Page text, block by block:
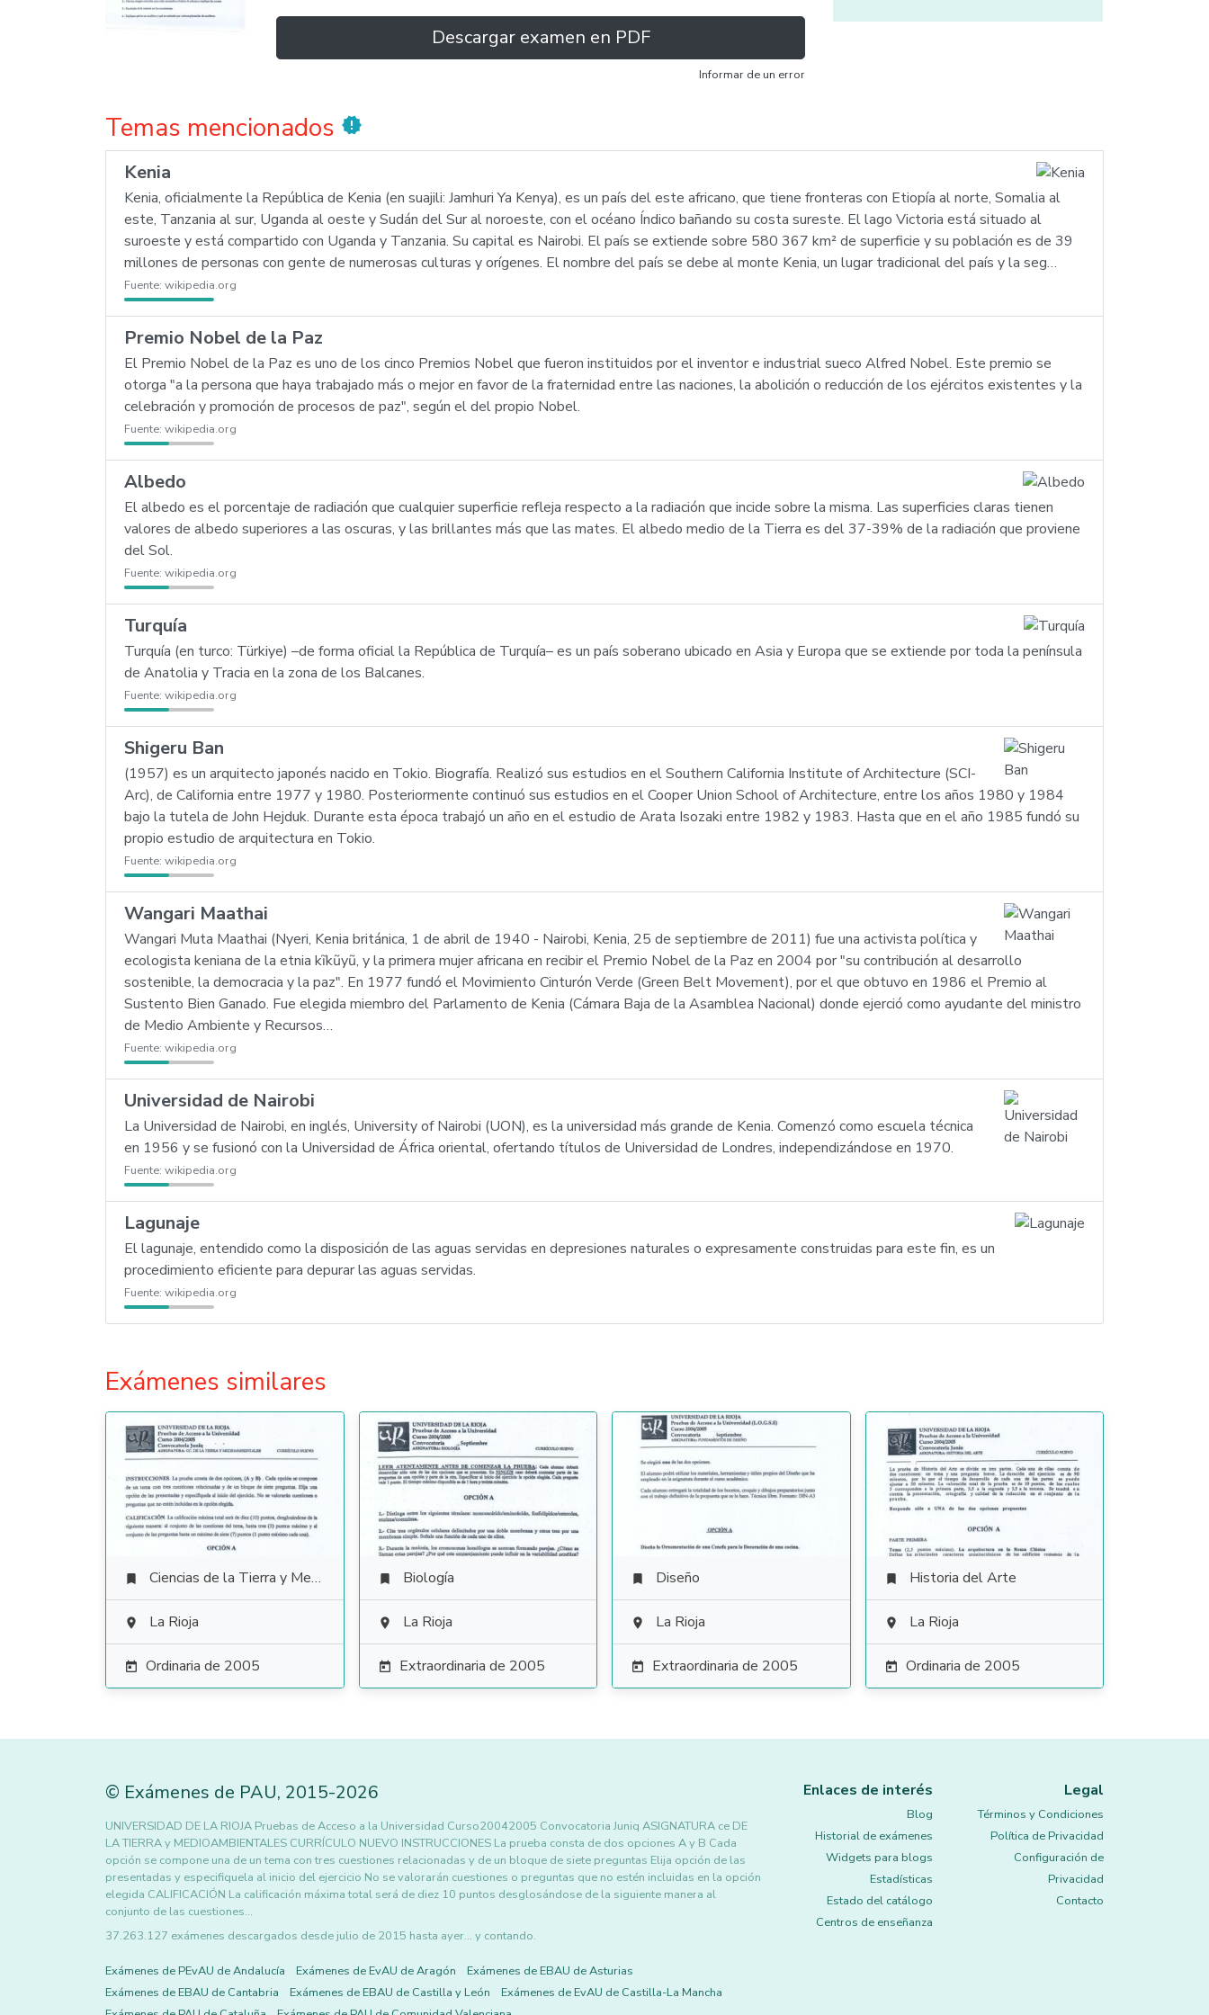
Descargar examen en PDF
Informar de un error
Temas mencionados new_releases
Kenia
Kenia, oficialmente la República de Kenia (en suajili: Jamhuri Ya Kenya), es un país del este africano, que tiene fronteras con Etiopía al norte, Somalia al
este, Tanzania al sur, Uganda al oeste y Sudán del Sur al noroeste, con el océano Índico bañando su costa sureste. El lago Victoria está situado al
suroeste y está compartido con Uganda y Tanzania. Su capital es Nairobi. El país se extiende sobre 580 367 km² de superficie y su población es de 39
millones de personas con gente de numerosas culturas y orígenes. El nombre del país se debe al monte Kenia, un lugar tradicional del país y la seg…
Fuente: wikipedia.org
Premio Nobel de la Paz
El Premio Nobel de la Paz es uno de los cinco Premios Nobel que fueron instituidos por el inventor e industrial sueco Alfred Nobel. Este premio se
otorga "a la persona que haya trabajado más o mejor en favor de la fraternidad entre las naciones, la abolición o reducción de los ejércitos existentes y la
celebración y promoción de procesos de paz", según el del propio Nobel.
Fuente: wikipedia.org
Albedo
El albedo es el porcentaje de radiación que cualquier superficie refleja respecto a la radiación que incide sobre la misma. Las superficies claras tienen
valores de albedo superiores a las oscuras, y las brillantes más que las mates. El albedo medio de la Tierra es del 37-39% de la radiación que proviene
del Sol.
Fuente: wikipedia.org
Turquía
Turquía (en turco: Türkiye) –de forma oficial la República de Turquía– es un país soberano ubicado en Asia y Europa que se extiende por toda la península
de Anatolia y Tracia en la zona de los Balcanes.
Fuente: wikipedia.org
Shigeru Ban
(1957) es un arquitecto japonés nacido en Tokio. Biografía. Realizó sus estudios en el Southern California Institute of Architecture (SCI-
Arc), de California entre 1977 y 1980. Posteriormente continuó sus estudios en el Cooper Union School of Architecture, entre los años 1980 y 1984
bajo la tutela de John Hejduk. Durante esta época trabajó un año en el estudio de Arata Isozaki entre 1982 y 1983. Hasta que en el año 1985 fundó su
propio estudio de arquitectura en Tokio.
Fuente: wikipedia.org
Wangari Maathai
Wangari Muta Maathai (Nyeri, Kenia británica, 1 de abril de 1940 - Nairobi, Kenia, 25 de septiembre de 2011) fue una activista política y
ecologista keniana de la etnia kĩkũyũ, y la primera mujer africana en recibir el Premio Nobel de la Paz en 2004 por "su contribución al desarrollo
sostenible, la democracia y la paz". En 1977 fundó el Movimiento Cinturón Verde (Green Belt Movement), por el que obtuvo en 1986 el Premio al
Sustento Bien Ganado. Fue elegida miembro del Parlamento de Kenia (Cámara Baja de la Asamblea Nacional) donde ejerció como ayudante del ministro
de Medio Ambiente y Recursos…
Fuente: wikipedia.org
Universidad de Nairobi
La Universidad de Nairobi, en inglés, University of Nairobi (UON), es la universidad más grande de Kenia. Comenzó como escuela técnica
en 1956 y se fusionó con la Universidad de África oriental, ofertando títulos de Universidad de Londres, independizándose en 1970.
Fuente: wikipedia.org
Lagunaje
El lagunaje, entendido como la disposición de las aguas servidas en depresiones naturales o expresamente construidas para este fin, es un
procedimiento eficiente para depurar las aguas servidas.
Fuente: wikipedia.org
Exámenes similares
 Ciencias de la Tierra y Medioambientales
 La Rioja
 Ordinaria de 2005
 Biología
 La Rioja
 Extraordinaria de 2005
 Diseño
 La Rioja
 Extraordinaria de 2005
 Historia del Arte
 La Rioja
 Ordinaria de 2005
© Exámenes de PAU, 2015-2026
UNIVERSIDAD DE LA RIOJA Pruebas de Acceso a la Universidad Curso20042005 Convocatoria Juniq ASIGNATURA ce DE
LA TIERRA y MEDIOAMBIENTALES CURRÍCULO NUEVO INSTRUCCIONES La prueba consta de dos opciones A y B Cada
opción se compone una de un tema con tres cuestiones relacionadas y de un bloque de siete preguntas Elija opción de las
presentadas y especifiquela al inicio del ejercicio No se valorarán cuestiones o preguntas que no estén incluidas en la opción
elegida CALIFICACIÓN La calificación máxima total será de diez 10 puntos desglosándose de la siguiente manera al
conjunto de las cuestiones…
37.263.127 exámenes descargados desde julio de 2015 hasta ayer... y contando.
Exámenes de PEvAU de Andalucía Exámenes de EvAU de Aragón
Exámenes de EBAU de Asturias
Exámenes de EBAU de Cantabria
Exámenes de EBAU de Castilla y León
Exámenes de EvAU de Castilla-La Mancha
Enlaces de interés
Blog
Historial de exámenes
Widgets para blogs
Estadísticas
Estado del catálogo
Centros de enseñanza
Legal
Términos y Condiciones
Política de Privacidad
Configuración de
Privacidad
Contacto